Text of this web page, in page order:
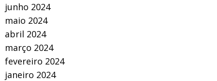
junho 2024
maio 2024
abril 2024
março 2024
fevereiro 2024
janeiro 2024